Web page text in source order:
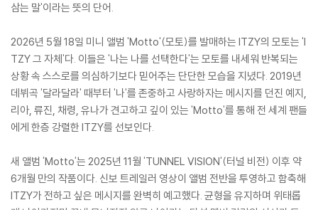
삼는 말'이라는 뜻의 단어.
2026년 5월 18일 미니 앨범 'Motto'(모토)를 발매하는 ITZY의 모토는 'I
TZY 그 자체'다. 이들은 '나는 나를 선택한다'는 모토를 내세워 반복되는
상황 속 스스로를 의심하기보다 믿어주는 단단한 모습을 지녔다. 2019년
데뷔곡 '달라달라' 때부터 '나'를 존중하고 사랑하자는 메시지를 던진 예지,
리아, 류진, 채령, 유나가 견고하고 깊이 있는 'Motto'를 통해 전 세계 팬들
에게 한층 강렬한 ITZY를 선보인다.
새 앨범 'Motto'는 2025년 11월 'TUNNEL VISION'(터널 비전) 이후 약
6개월 만의 작품이다. 신보 트레일러 영상이 앨범 전반을 투영하고 함축해
ITZY가 전하고 싶은 메시지를 완벽히 예고했다. 균형을 유지하며 위태롭